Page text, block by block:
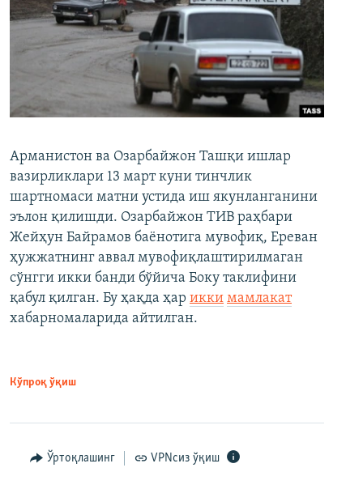
Арманистон ва Озарбайжон Ташқи ишлар
вазирликлари 13 март куни тинчлик
шартномаси матни устида иш якунланганини
эълон қилишди. Озарбайжон ТИВ раҳбари
Жейҳун Байрамов баёнотига мувофиқ, Ереван
ҳужжатнинг аввал мувофиқлаштирилмаган
сўнгги икки банди бўйича Боку таклифини
қабул қилган. Бу ҳақда ҳар икки мамлакат
хабарномаларида айтилган.
Кўпроқ ўқиш
Ўртоқлашинг VPNсиз ўқиш